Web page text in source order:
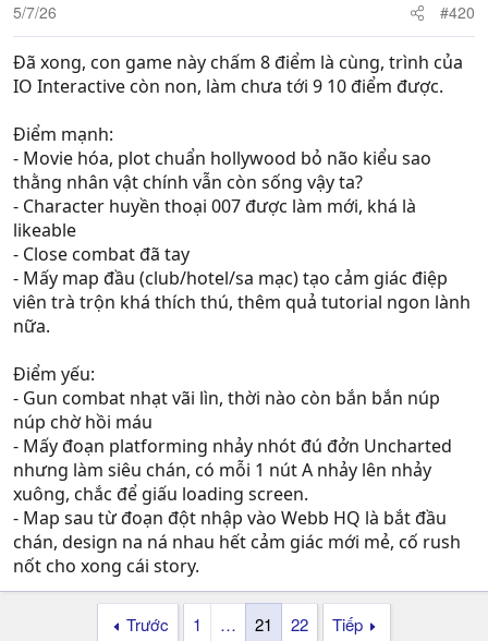
5/7/26 #420
Đã xong, con game này chấm 8 điểm là cùng, trình của
IO Interactive còn non, làm chưa tới 9 10 điểm được.
Điểm mạnh:
- Movie hóa, plot chuẩn hollywood bỏ não kiểu sao
thằng nhân vật chính vẫn còn sống vậy ta?
- Character huyền thoại 007 được làm mới, khá là
likeable
- Close combat đã tay
- Mấy map đầu (club/hotel/sa mạc) tạo cảm giác điệp
viên trà trộn khá thích thú, thêm quả tutorial ngon lành
nữa.
Điểm yếu:
- Gun combat nhạt vãi lìn, thời nào còn bắn bắn núp
núp chờ hồi máu
- Mấy đoạn platforming nhảy nhót đú đởn Uncharted
nhưng làm siêu chán, có mỗi 1 nút A nhảy lên nhảy
xuông, chắc để giấu loading screen.
- Map sau từ đoạn đột nhập vào Webb HQ là bắt đầu
chán, design na ná nhau hết cảm giác mới mẻ, cố rush
nốt cho xong cái story.
Trước 1 … 21 22 Tiếp